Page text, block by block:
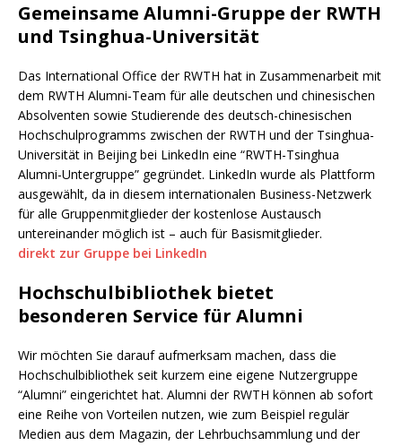
Gemeinsame Alumni-Gruppe der RWTH
und Tsinghua-Universität
Das International Office der RWTH hat in Zusammenarbeit mit
dem RWTH Alumni-Team für alle deutschen und chinesischen
Absolventen sowie Studierende des deutsch-chinesischen
Hochschulprogramms zwischen der RWTH und der Tsinghua-
Universität in Beijing bei LinkedIn eine “RWTH-Tsinghua
Alumni-Untergruppe” gegründet. LinkedIn wurde als Plattform
ausgewählt, da in diesem internationalen Business-Netzwerk
für alle Gruppenmitglieder der kostenlose Austausch
untereinander möglich ist – auch für Basismitglieder.
direkt zur Gruppe bei LinkedIn
Hochschulbibliothek bietet
besonderen Service für Alumni
Wir möchten Sie darauf aufmerksam machen, dass die
Hochschulbibliothek seit kurzem eine eigene Nutzergruppe
“Alumni” eingerichtet hat. Alumni der RWTH können ab sofort
eine Reihe von Vorteilen nutzen, wie zum Beispiel regulär
Medien aus dem Magazin, der Lehrbuchsammlung und der